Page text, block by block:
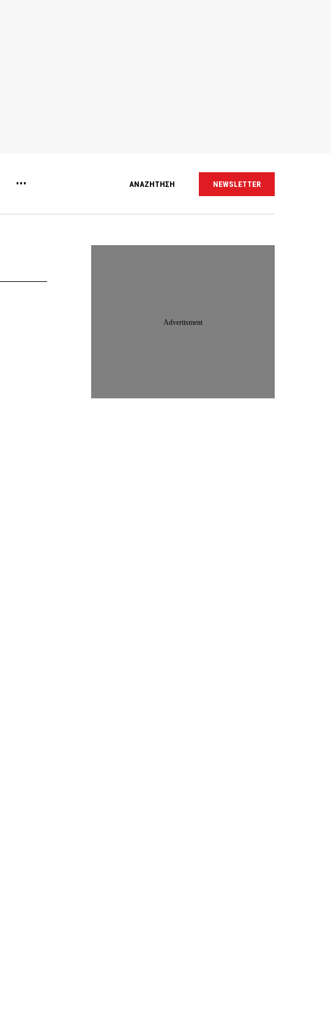
ΑΝΑΖΗΤΗΣΗ NEWSLETTER